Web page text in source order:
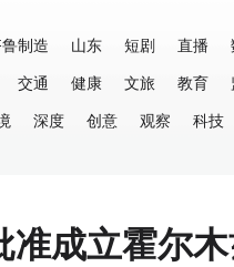
制造 山东 短剧 直播
交通 健康 文旅 教育
深度 创意 观察 科技
准成立霍尔